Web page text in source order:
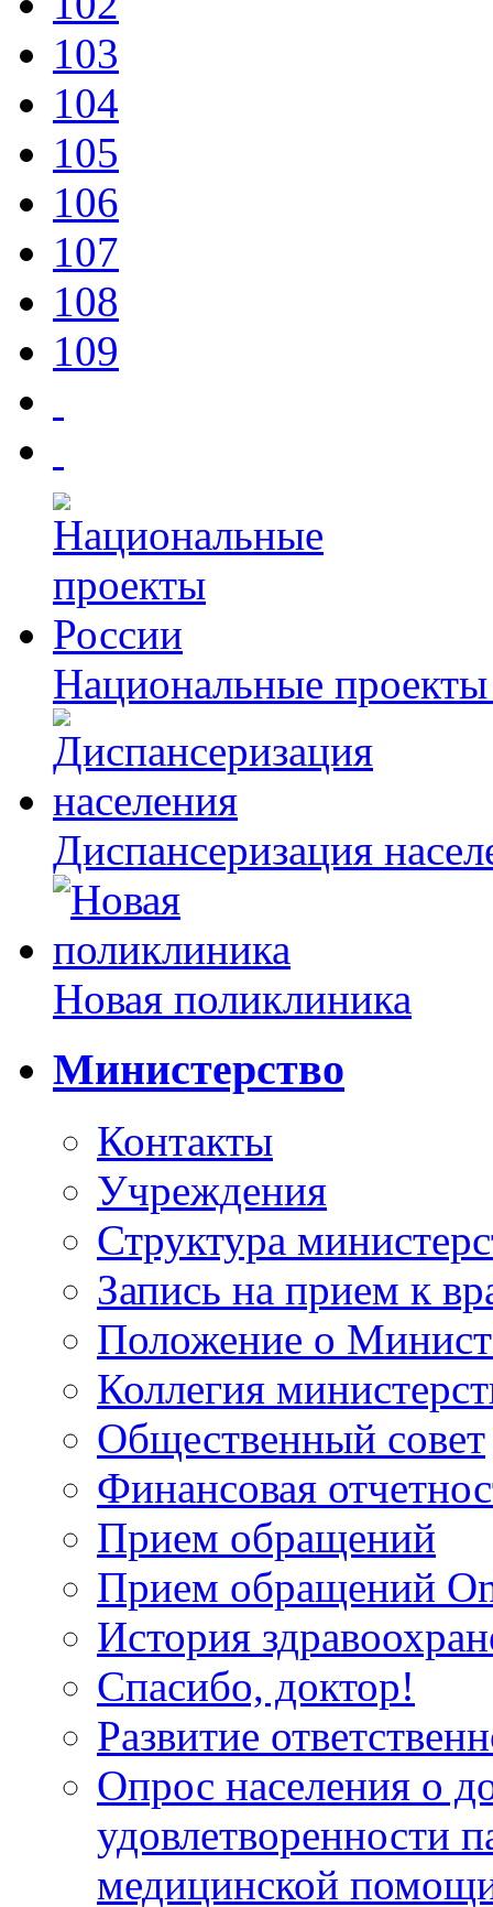
103
104
105
106
107
108
109
Национальные
Диспансеризация
Новая поликлиника
Министерство
Контакты
Учреждения
Структура
Запись на прием к
Положение о
Коллегия
Общественный совет
Финансовая
Прием обращений
Прием обращений
История
Спасибо, доктор!
Развитие
Опрос населения о
удовлетворенности
медицинской